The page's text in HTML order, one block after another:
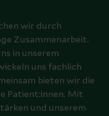
wir durch
Zusammenarbeit.
in unserem
uns fachlich
bieten wir die
Patient:innen. Mit
und unserem